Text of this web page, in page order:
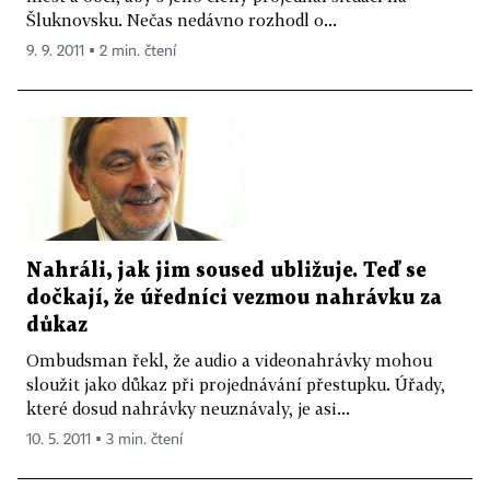
Šluknovsku. Nečas nedávno rozhodl o...
9. 9. 2011 ▪ 2 min. čtení
Nahráli, jak jim soused ubližuje. Teď se
dočkají, že úředníci vezmou nahrávku za
důkaz
Ombudsman řekl, že audio a videonahrávky mohou
sloužit jako důkaz při projednávání přestupku. Úřady,
které dosud nahrávky neuznávaly, je asi...
10. 5. 2011 ▪ 3 min. čtení